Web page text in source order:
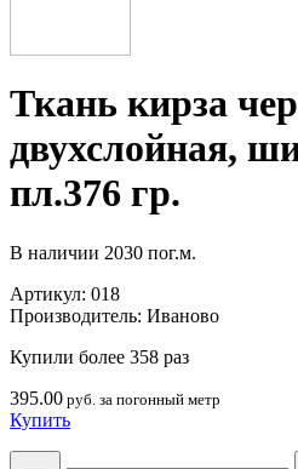
Ткань кирза
двухслойная,
пл.376 гр.
В наличии 2030 пог.м.
Артикул: 018
Производитель: Иваново
Купили более 358 раз
395.00 руб. за погонный метр
Купить